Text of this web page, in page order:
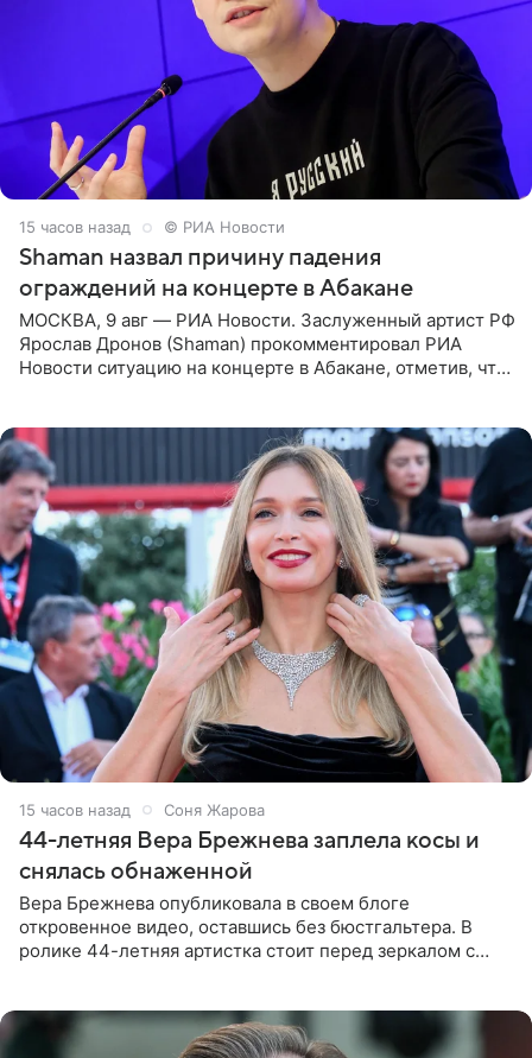
15 часов назад © РИА Новости
Shaman назвал причину падения
ограждений на концерте в Абакане
МОСКВА, 9 авг — РИА Новости. Заслуженный артист РФ
Ярослав Дронов (Shaman) прокомментировал РИА
Новости ситуацию на концерте в Абакане, отметив, что
15 часов назад Соня Жарова
44-летняя Вера Брежнева заплела косы и
снялась обнаженной
Вера Брежнева опубликовала в своем блоге
откровенное видео, оставшись без бюстгальтера. В
ролике 44-летняя артистка стоит перед зеркалом с